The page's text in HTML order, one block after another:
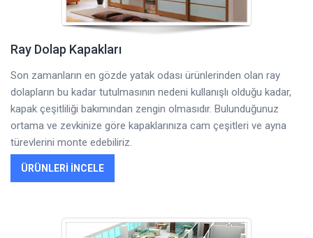
Ray Dolap Kapakları
Son zamanların en gözde yatak odası ürünlerinden olan ray
dolapların bu kadar tutulmasının nedeni kullanışlı olduğu kadar,
kapak çeşitliliği bakımından zengin olmasıdır. Bulunduğunuz
ortama ve zevkinize göre kapaklarınıza cam çeşitleri ve ayna
türevlerini monte edebiliriz.
ÜRÜNLERI İNCELE